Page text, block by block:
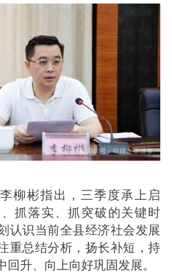
柳彬指出，三季度承上启
抓落实、抓突破的关键时
认识当前全县经济社会发展
重总结分析，扬长补短，持
回升、向上向好巩固发展。